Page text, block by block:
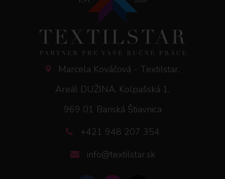
Marcela Kováčová - Textilstar,
Areál DUŽINA, Kolpašská 1,
969 01 Banská Štiavnica
+421 948 207 354
info@textilstar.sk